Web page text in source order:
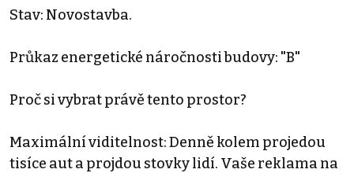
Stav: Novostavba.
Průkaz energetické náročnosti budovy: "B"
Proč si vybrat právě tento prostor?
Maximální viditelnost: Denně kolem projedou
tisíce aut a projdou stovky lidí. Vaše reklama na